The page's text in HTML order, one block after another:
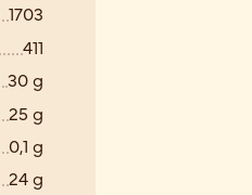
1703
411
30 g
25 g
0,1 g
24 g